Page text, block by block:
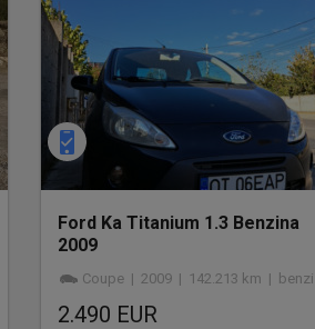
Ford Ka Titanium 1.3 Benzina
2009
Coupe | 2009 | 142.213 km | benzină
2.490 EUR